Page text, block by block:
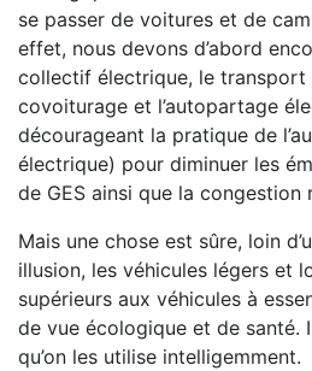
se passer de voitures et de
effet, nous devons d’abord
collectif électrique, le transport
covoiturage et l’autopartage
décourageant la pratique de
électrique) pour diminuer les
de GES ainsi que la congestion
Mais une chose est sûre, loin
illusion, les véhicules légers et
supérieurs aux véhicules à
de vue écologique et de santé.
qu’on les utilise intelligemment.